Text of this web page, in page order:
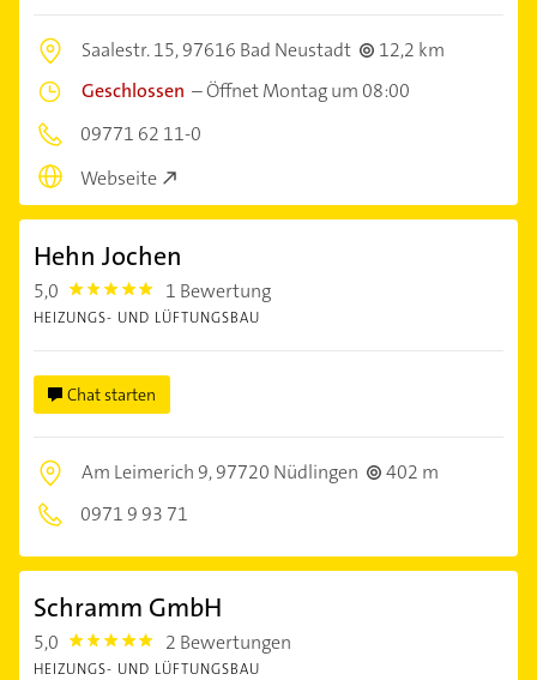
Saalestr. 15,97616 Bad Neustadt
12,2 km
Geschlossen –Öffnet Montag um 08:00
09771 62 11-0
Webseite
Hehn Jochen
5,0 5.0 1 Bewertung
HEIZUNGS- UND LÜFTUNGSBAU
Chat starten
Am Leimerich 9,97720 Nüdlingen
402 m
0971 9 93 71
Schramm GmbH
5,0 5.0 2 Bewertungen
HEIZUNGS- UND LÜFTUNGSBAU